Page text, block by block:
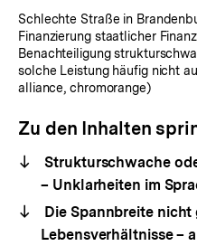
Schlechte Straße in
Finanzierung staatlicher
Benachteiligung
solche Leistung häufig nicht
alliance, chromorange)
Zu den Inhalten
Strukturschwache
– Unklarheiten im
Die Spannbreite
Lebensverhältnisse –